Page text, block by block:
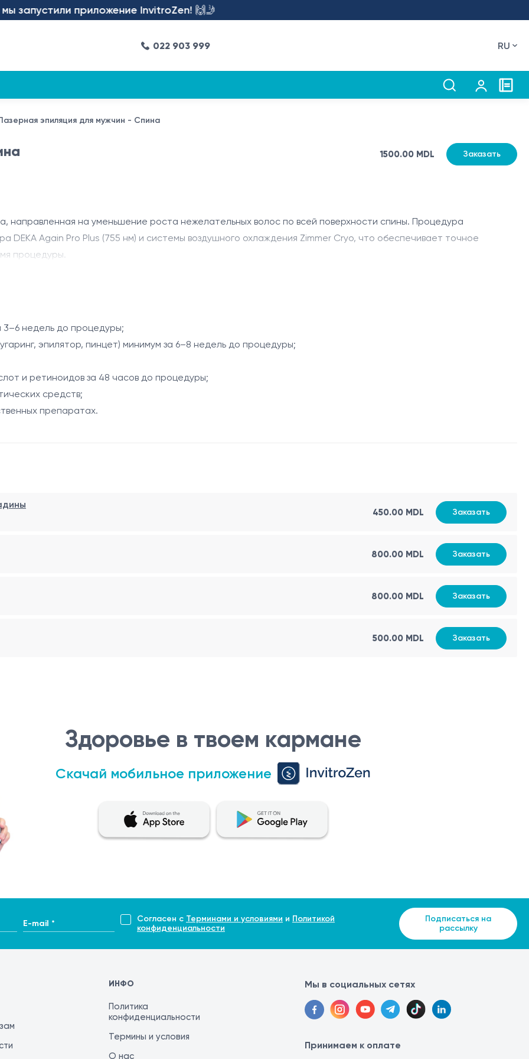
приложение InvitroZen! 🙌🤳
022 903 999 RU
эпиляция для мужчин - Спина
1500.00 MDL Заказать
направленная на уменьшение роста нежелательных волос по всей поверхности спины. Процедура
DEKA Again Pro Plus (755 нм) и системы воздушного охлаждения Zimmer Cryo, что обеспечивает точное
процедуры.
особенностями организма и гормональными факторами. Александритовый лазер 755 нм эффективно
постепенное снижение их роста и улучшение внешнего вида кожи.
24 часов.
кожи;
необходимости допускается аккуратное использование триммера с 3-го дня при отсутствии раздражения
ожог, признаки инфекции) необходимо обратиться к специалисту.
3–6 недель до процедуры;
эпилятор, пинцет) минимум за 6–8 недель до процедуры;
и ретиноидов за 48 часов до процедуры;
средств;
препаратах.
450.00 MDL Заказать
800.00 MDL Заказать
800.00 MDL Заказать
500.00 MDL Заказать
Здоровье в твоем кармане
Скачай мобильное приложение
E-mail * Согласен с Терминами и условиями и Политикой
конфиденциальности
Подписаться на
рассылку
ИНФО
Политика
конфиденциальности
Термины и условия
О нас
Мы в социальных сетях
Принимаем к оплате